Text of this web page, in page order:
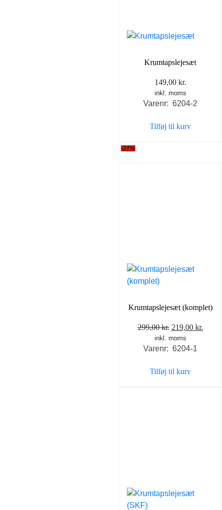
Krumtapslejesæt
149,00 kr.
inkl. moms
Varenr: 6204-2
Tilføj til kurv
-27%
Krumtapslejesæt (komplet)
299,00kr. Den
oprindelige
pris
299,00 kr..
219,00 kr.
inkl. moms
Varenr: 6204-1
Tilføj til kurv